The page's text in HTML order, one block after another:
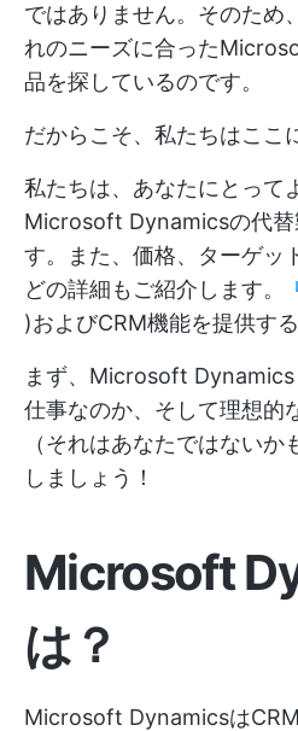
ではありません。そのため
れのニーズに合った
品を探しているのです。
だからこそ、私たちはここ
私たちは、あなたにとって
Microsoft Dynamicsの代替
す。また、価格、ターゲッ
どの詳細もご紹介します。
)およびCRM機能を提供する
まず、Microsoft
仕事なのか、そして理想的
（それはあなたではない
しましょう！
Microsoft
は？
Microsoft Dynamicsは